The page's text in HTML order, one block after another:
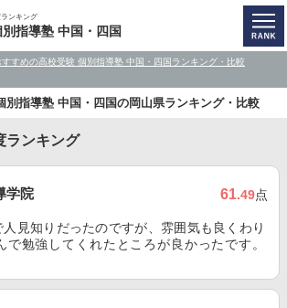
ンキング
指導塾 中国・四国
すすめの高校受験 個別指導塾 中国・四国ランキング・比較
別指導塾 中国・四国の岡山県ランキング・比較
ランキング
学院 61.49点
見知りだったのですが、雰囲気も良くわり
で勉強してくれたところが良かったです。